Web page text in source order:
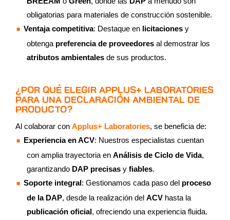
obligatorias para materiales de construcción sostenible.
Ventaja competitiva: Destaque en licitaciones y
obtenga preferencia de proveedores al demostrar los
atributos ambientales de sus productos.
¿POR QUÉ ELEGIR APPLUS+ LABORATORIES
PARA UNA DECLARACIÓN AMBIENTAL DE
PRODUCTO?
Al colaborar con Applus+ Laboratories, se beneficia de:
Experiencia en ACV: Nuestros especialistas cuentan
con amplia trayectoria en Análisis de Ciclo de Vida,
garantizando DAP precisas y fiables.
Soporte integral: Gestionamos cada paso del proceso
de la DAP, desde la realización del ACV hasta la
publicación oficial, ofreciendo una experiencia fluida.